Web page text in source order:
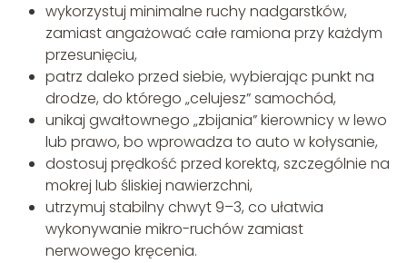
wykorzystuj minimalne ruchy nadgarstków,
zamiast angażować całe ramiona przy każdym
przesunięciu,
patrz daleko przed siebie, wybierając punkt na
drodze, do którego „celujesz” samochód,
unikaj gwałtownego „zbijania” kierownicy w lewo
lub prawo, bo wprowadza to auto w kołysanie,
dostosuj prędkość przed korektą, szczególnie na
mokrej lub śliskiej nawierzchni,
utrzymuj stabilny chwyt 9–3, co ułatwia
wykonywanie mikro-ruchów zamiast
nerwowego kręcenia.